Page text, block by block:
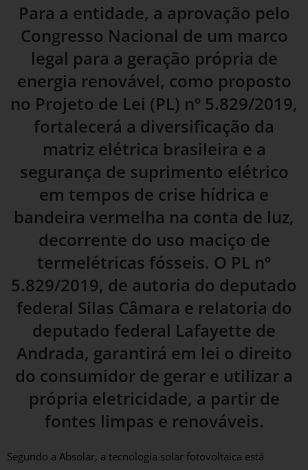
Para a entidade, a aprovação pelo
Congresso Nacional de um marco
legal para a geração própria de
energia renovável, como proposto
no Projeto de Lei (PL) nº 5.829/2019,
fortalecerá a diversificação da
matriz elétrica brasileira e a
segurança de suprimento elétrico
em tempos de crise hídrica e
bandeira vermelha na conta de luz,
decorrente do uso maciço de
termelétricas fósseis. O PL nº
5.829/2019, de autoria do deputado
federal Silas Câmara e relatoria do
deputado federal Lafayette de
Andrada, garantirá em lei o direito
do consumidor de gerar e utilizar a
própria eletricidade, a partir de
fontes limpas e renováveis.
Segundo a Absolar, a tecnologia solar fotovoltaica está